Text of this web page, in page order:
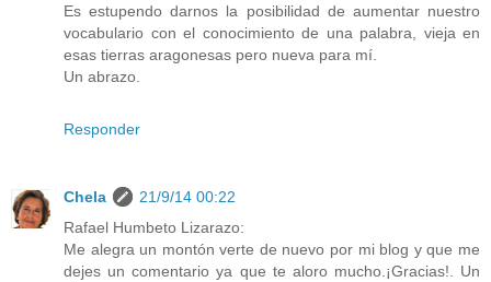
Es estupendo darnos la posibilidad de aumentar nuestro
vocabulario con el conocimiento de una palabra, vieja en
esas tierras aragonesas pero nueva para mí.
Un abrazo.
Responder
Chela
21/9/14 00:22
Rafael Humbeto Lizarazo:
Me alegra un montón verte de nuevo por mi blog y que me
dejes un comentario ya que te aloro mucho.¡Gracias!. Un